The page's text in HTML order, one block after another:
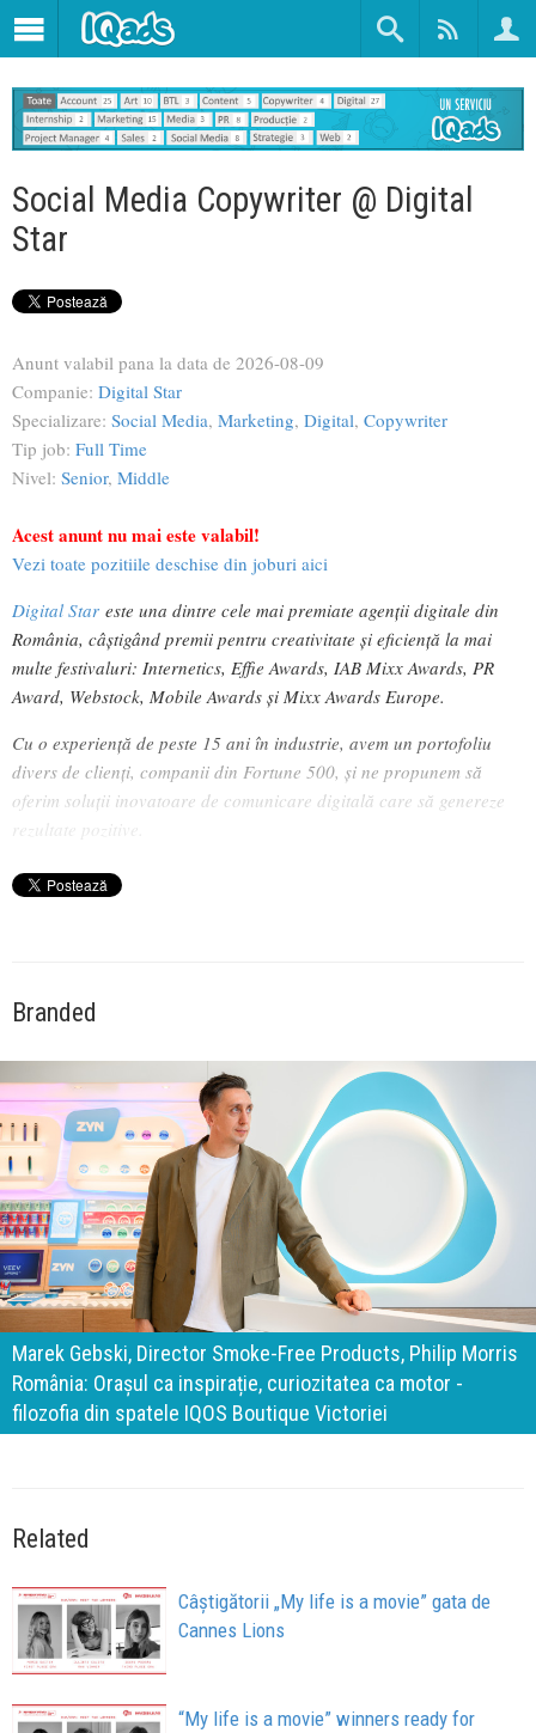
Social Media Copywriter @ Digital
Star
Anunt valabil pana la data de 2026-08-09
Companie: Digital Star
Specializare: Social Media, Marketing, Digital, Copywriter
Tip job: Full Time
Nivel: Senior, Middle
Acest anunt nu mai este valabil!
Vezi toate pozitiile deschise din joburi aici
Digital Star este una dintre cele mai premiate agenții digitale din
România, câștigând premii pentru creativitate și eficiență la mai
multe festivaluri: Internetics, Effie Awards, IAB Mixx Awards, PR
Award, Webstock, Mobile Awards și Mixx Awards Europe.
Cu o experiență de peste 15 ani în industrie, avem un portofoliu
divers de clienți, companii din Fortune 500, și ne propunem să
oferim soluții inovatoare de comunicare digitală care să genereze
rezultate pozitive.
Branded
140 de ani de Mercedes-Benz. Ramona Pîrlog: Cel mai
important „test al timpului” este să inovăm constant, dar
cu aceeași responsabilitate față de oameni, siguranță și
calitate
Related
Câștigătorii „My life is a movie” gata de
Cannes Lions
“My life is a movie” winners ready for